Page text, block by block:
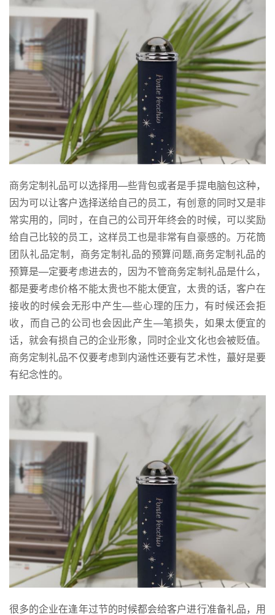
商务定制礼品可以选择用—些背包或者是手提电脑包这种，
因为可以让客户选择送给自己的员工，有创意的同时又是非
常实用的，同时，在自己的公司开年终会的时候，可以奖励
给自己比较的员工，这样员工也是非常有自豪感的。万花筒
团队礼品定制，商务定制礼品的预算问题,商务定制礼品的
预算是—定要考虑进去的，因为不管商务定制礼品是什么，
都是要考虑价格不能太贵也不能太便宜，太贵的话，客户在
接收的时候会无形中产生—些心理的压力，有时候还会拒
收，而自己的公司也会因此产生—笔损失，如果太便宜的
话，就会有损自己的企业形象，同时企业文化也会被贬值。
商务定制礼品不仅要考虑到内涵性还要有艺术性，蕞好是要
有纪念性的。
很多的企业在逢年过节的时候都会给客户进行准备礼品，用